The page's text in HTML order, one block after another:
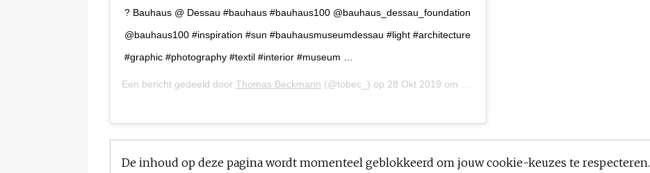
? Bauhaus @ Dessau #bauhaus #bauhaus100 @bauhaus_dessau_foundation
@bauhaus100 #inspiration #sun #bauhausmuseumdessau #light #architecture
#graphic #photography #textil #interior #museum …
Een bericht gedeeld door Thomas Beckmann (@tobec_) op 28 Okt 2019 om 12:36 (PDT)
De inhoud op deze pagina wordt momenteel geblokkeerd om jouw cookie-keuzes te respecteren.